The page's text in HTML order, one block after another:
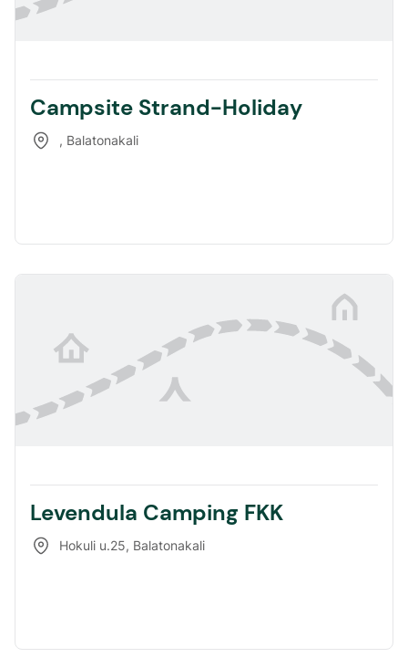
Campsite Strand-Holiday
, Balatonakali
Levendula Camping FKK
Hokuli u.25, Balatonakali